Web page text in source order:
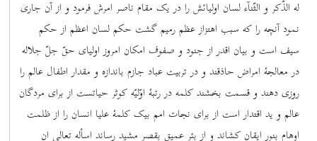
له الذّکر و الثّنآء لسان اولیائش را در یک مقام ناصر امرش فرمود و از آن جاری
نمود آنچه را که سبب اهتزاز عظم رمیم گشت حکم لسان اعظم از حکم
سیف است و بیان اقدر از جنود و صفوف امکان امروز اولیای حقّ جلّ جلاله
در معالجۀ امراض حاذقند و در تربیت عباد جازم باندازه و مقدار اطفال عالم را
روزی دهند و قسمت بخشند کلمه در رتبۀ اوّلیّه کوثر حیاتست از برای مردگان
عالم و ید اقتدار است از برای نجات امم بیک کلمۀ علیا انسان را از ظلمت
اوهام بنور ایقان کشاند و از بئر عمیق بقصر مشید رساند اسأله تعالی ان